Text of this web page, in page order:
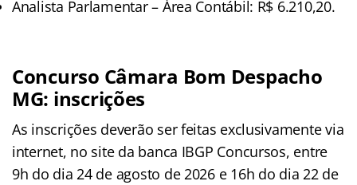
Analista Parlamentar – Área Contábil: R$ 6.210,20.
Concurso Câmara Bom Despacho
MG: inscrições
As inscrições deverão ser feitas exclusivamente via
internet, no site da banca IBGP Concursos, entre
9h do dia 24 de agosto de 2026 e 16h do dia 22 de